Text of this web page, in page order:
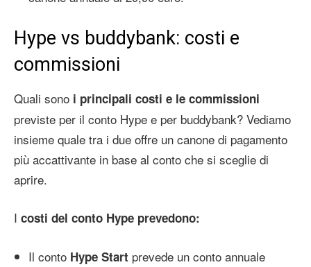
Hype vs buddybank: costi e
commissioni
Quali sono i principali costi e le commissioni
previste per il conto Hype e per buddybank? Vediamo
insieme quale tra i due offre un canone di pagamento
più accattivante in base al conto che si sceglie di
aprire.
I costi del conto Hype prevedono:
Il conto Hype Start prevede un conto annuale